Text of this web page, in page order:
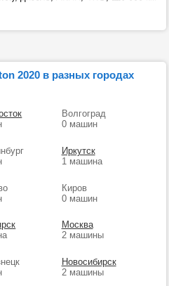
2020 в разных городах
Волгоград
0 машин
Иркутск
1 машина
Киров
0 машин
Москва
2 машины
Новосибирск
2 машины